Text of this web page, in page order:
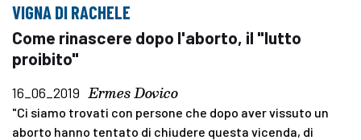
VIGNA DI RACHELE
Come rinascere dopo l'aborto, il "lutto
proibito"
16_06_2019 Ermes Dovico
"Ci siamo trovati con persone che dopo aver vissuto un
aborto hanno tentato di chiudere questa vicenda, di